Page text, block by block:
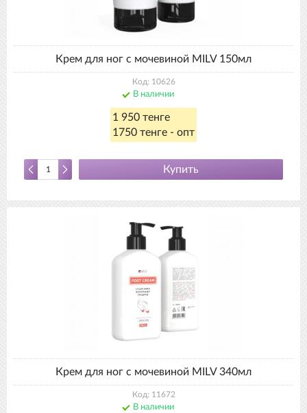
Крем для ног с мочевиной MILV 150мл
Код: 10626
В наличии
1 950 тенге
1750 тенге - опт
Купить
Крем для ног с мочевиной MILV 340мл
Код: 11672
В наличии